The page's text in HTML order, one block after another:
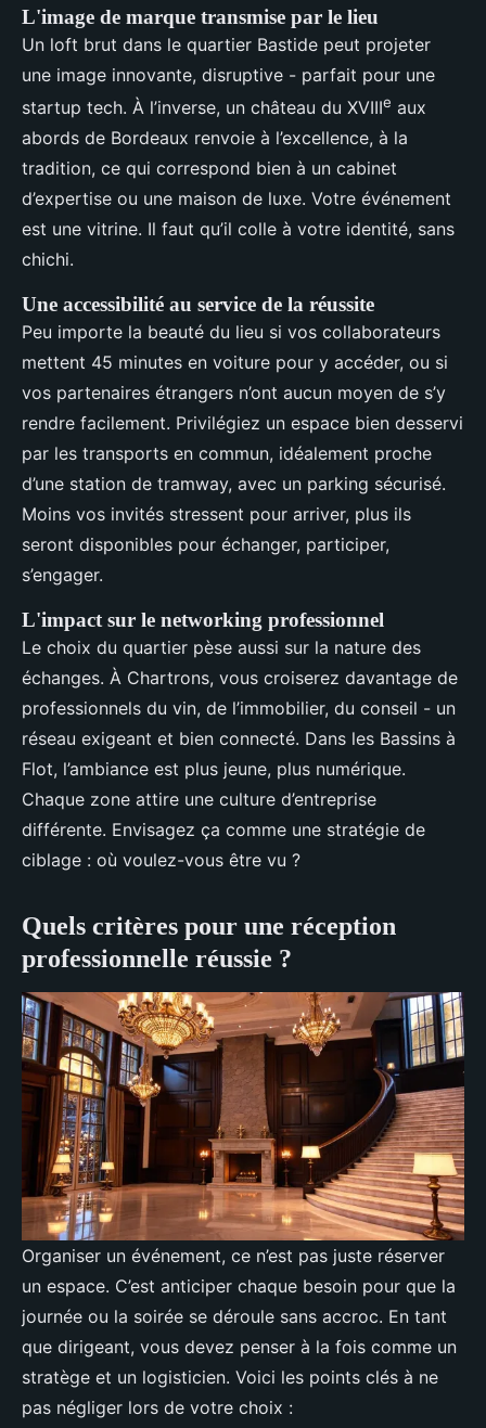
L'image de marque transmise par le lieu
Un loft brut dans le quartier Bastide peut projeter
une image innovante, disruptive - parfait pour une
startup tech. À l’inverse, un château du XVIIIe aux
abords de Bordeaux renvoie à l’excellence, à la
tradition, ce qui correspond bien à un cabinet
d’expertise ou une maison de luxe. Votre événement
est une vitrine. Il faut qu’il colle à votre identité, sans
chichi.
Une accessibilité au service de la réussite
Peu importe la beauté du lieu si vos collaborateurs
mettent 45 minutes en voiture pour y accéder, ou si
vos partenaires étrangers n’ont aucun moyen de s’y
rendre facilement. Privilégiez un espace bien desservi
par les transports en commun, idéalement proche
d’une station de tramway, avec un parking sécurisé.
Moins vos invités stressent pour arriver, plus ils
seront disponibles pour échanger, participer,
s’engager.
L'impact sur le networking professionnel
Le choix du quartier pèse aussi sur la nature des
échanges. À Chartrons, vous croiserez davantage de
professionnels du vin, de l’immobilier, du conseil - un
réseau exigeant et bien connecté. Dans les Bassins à
Flot, l’ambiance est plus jeune, plus numérique.
Chaque zone attire une culture d’entreprise
différente. Envisagez ça comme une stratégie de
ciblage : où voulez-vous être vu ?
Quels critères pour une réception
professionnelle réussie ?
Organiser un événement, ce n’est pas juste réserver
un espace. C’est anticiper chaque besoin pour que la
journée ou la soirée se déroule sans accroc. En tant
que dirigeant, vous devez penser à la fois comme un
stratège et un logisticien. Voici les points clés à ne
pas négliger lors de votre choix :